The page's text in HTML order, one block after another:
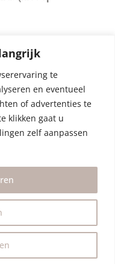
te
en eventueel
of advertenties te
klikken gaat u
zelf aanpassen